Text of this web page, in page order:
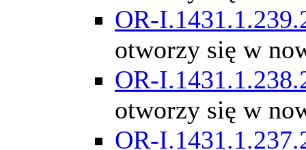
OR-
otworzy się w
OR-
otworzy się w
OR-